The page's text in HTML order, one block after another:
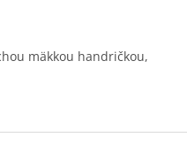
mäkkou handričkou,